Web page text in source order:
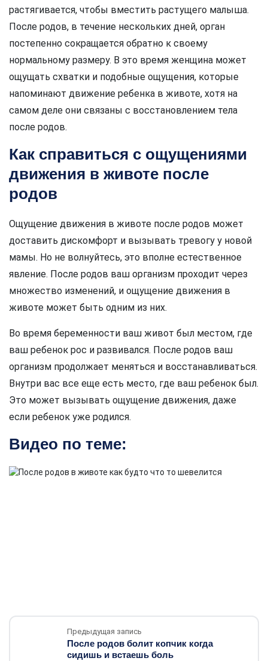
растягивается, чтобы вместить растущего малыша.
После родов, в течение нескольких дней, орган
постепенно сокращается обратно к своему
нормальному размеру. В это время женщина может
ощущать схватки и подобные ощущения, которые
напоминают движение ребенка в животе, хотя на
самом деле они связаны с восстановлением тела
после родов.
Как справиться с ощущениями
движения в животе после
родов
Ощущение движения в животе после родов может
доставить дискомфорт и вызывать тревогу у новой
мамы. Но не волнуйтесь, это вполне естественное
явление. После родов ваш организм проходит через
множество изменений, и ощущение движения в
животе может быть одним из них.
Во время беременности ваш живот был местом, где
ваш ребенок рос и развивался. После родов ваш
организм продолжает меняться и восстанавливаться.
Внутри вас все еще есть место, где ваш ребенок был.
Это может вызывать ощущение движения, даже
если ребенок уже родился.
Видео по теме:
Предыдущая запись
После родов болит копчик когда
сидишь и встаешь боль